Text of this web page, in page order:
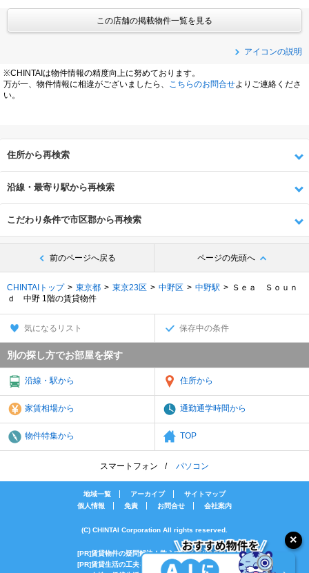
この店舗の掲載物件一覧を見る
アイコンの説明
※CHINTAIは物件情報の精度向上に努めております。
万が一、物件情報に相違がございましたら、
こちらのお問合せよりご連絡くださ
い。
住所から再検索
沿線・最寄り駅から再検索
こだわり条件で市区郡から再検索
前のページへ戻る ページの先頭へ
CHINTAIトップ 東京都 東京23区 中野区 中野駅
Ｓｅａ Ｓｏｕｎ
ｄ 中野 1階の賃貸物件
気になるリスト 保存中の条件
別の探し方でお部屋を探す
沿線・駅から 住所から
家賃相場から 通勤通学時間から
物件特集から TOP
スマートフォン パソコン
地域一覧 アーカイブ
サイトマップ
個人情報
免責 お問合せ 会社案内
(C) CHINTAI Corporation All rights reserved.
[PR]賃貸物件の疑問解決！教えてエイブルAGENT
[PR]賃貸生活の工夫を紹介！CHINTAI情報局